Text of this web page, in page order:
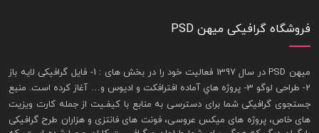
فروشگاه گرافیکی میهن PSD
ميهن PSD در سال 1397 فعاليت خود را در بخش های : 1-
فايل گرافيکی لايه باز
2- طراحی لوگو 3- پروژه هاي آماده افترافکت و اديوس و… آغاز کرده است. منبع
جستجوی گرافيکی شما برای دسترسی به منابع با کيفـيت از جملهکارت ويزيت
های خاص، پروژه های ميکس عروسی، فونت های فانتزی و هزاران طرح گرافیکی